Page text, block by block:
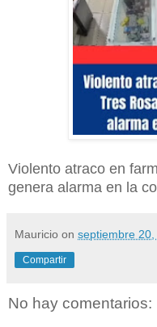
Violento atraco en
genera alarma en la
Mauricio on septiembre
Compartir
No hay comentarios: